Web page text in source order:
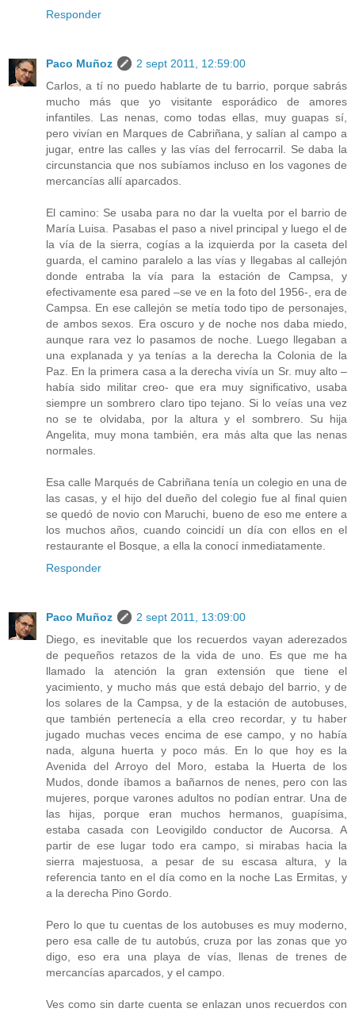
Responder
Paco Muñoz
2 sept 2011, 12:59:00
Carlos, a tí no puedo hablarte de tu barrio, porque sabrás
mucho más que yo visitante esporádico de amores
infantiles. Las nenas, como todas ellas, muy guapas sí,
pero vivían en Marques de Cabriñana, y salían al campo a
jugar, entre las calles y las vías del ferrocarril. Se daba la
circunstancia que nos subíamos incluso en los vagones de
mercancías allí aparcados.
El camino: Se usaba para no dar la vuelta por el barrio de
María Luisa. Pasabas el paso a nivel principal y luego el de
la vía de la sierra, cogías a la izquierda por la caseta del
guarda, el camino paralelo a las vías y llegabas al callejón
donde entraba la vía para la estación de Campsa, y
efectivamente esa pared –se ve en la foto del 1956-, era de
Campsa. En ese callejón se metía todo tipo de personajes,
de ambos sexos. Era oscuro y de noche nos daba miedo,
aunque rara vez lo pasamos de noche. Luego llegaban a
una explanada y ya tenías a la derecha la Colonia de la
Paz. En la primera casa a la derecha vivía un Sr. muy alto –
había sido militar creo- que era muy significativo, usaba
siempre un sombrero claro tipo tejano. Si lo veías una vez
no se te olvidaba, por la altura y el sombrero. Su hija
Angelita, muy mona también, era más alta que las nenas
normales.
Esa calle Marqués de Cabriñana tenía un colegio en una de
las casas, y el hijo del dueño del colegio fue al final quien
se quedó de novio con Maruchi, bueno de eso me entere a
los muchos años, cuando coincidí un día con ellos en el
restaurante el Bosque, a ella la conocí inmediatamente.
Responder
Paco Muñoz
2 sept 2011, 13:09:00
Diego, es inevitable que los recuerdos vayan aderezados
de pequeños retazos de la vida de uno. Es que me ha
llamado la atención la gran extensión que tiene el
yacimiento, y mucho más que está debajo del barrio, y de
los solares de la Campsa, y de la estación de autobuses,
que también pertenecía a ella creo recordar, y tu haber
jugado muchas veces encima de ese campo, y no había
nada, alguna huerta y poco más. En lo que hoy es la
Avenida del Arroyo del Moro, estaba la Huerta de los
Mudos, donde íbamos a bañarnos de nenes, pero con las
mujeres, porque varones adultos no podían entrar. Una de
las hijas, porque eran muchos hermanos, guapísima,
estaba casada con Leovigildo conductor de Aucorsa. A
partir de ese lugar todo era campo, si mirabas hacia la
sierra majestuosa, a pesar de su escasa altura, y la
referencia tanto en el día como en la noche Las Ermitas, y
a la derecha Pino Gordo.
Pero lo que tu cuentas de los autobuses es muy moderno,
pero esa calle de tu autobús, cruza por las zonas que yo
digo, eso era una playa de vías, llenas de trenes de
mercancías aparcados, y el campo.
Ves como sin darte cuenta se enlazan unos recuerdos con